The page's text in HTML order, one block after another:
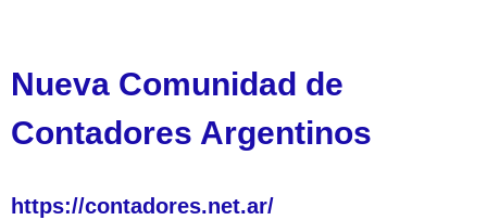
Nueva Comunidad de
Contadores Argentinos
https://contadores.net.ar/